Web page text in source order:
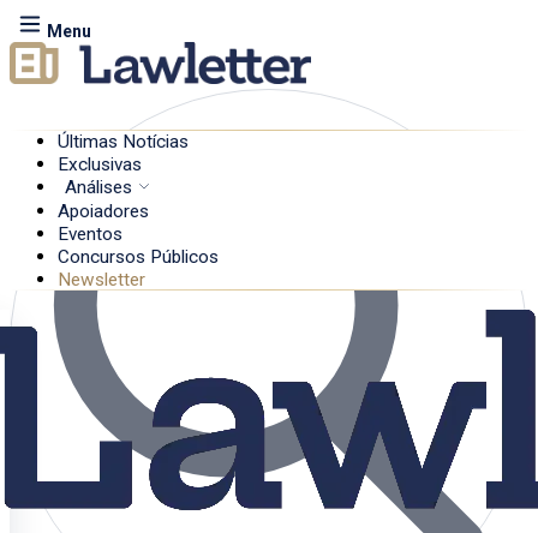
Menu
Últimas Notícias
Exclusivas
Análises
Apoiadores
Eventos
Concursos Públicos
Newsletter